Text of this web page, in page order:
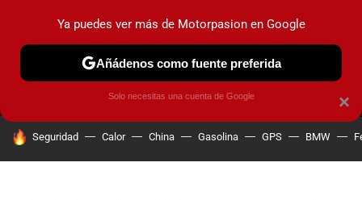
MENÚ NUEVO
COCHES ELÉCTRICOS OBSERVATORIO
HOY SE HABLA DE
Seguridad Calor China Gasolina GPS BMW
×
Ya puedes ver más de Motorpasion en Google
Añádenos como fuente preferida
Solo necesitas una cuenta de Google